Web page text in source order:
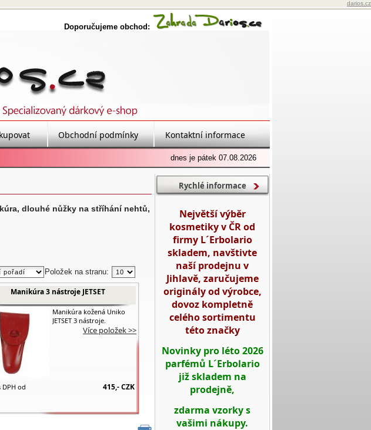
darios.cz
Doporučujeme obchod:
Obchodní podmínky Kontaktní informace
dnes je pátek 07.08.2026
dlouhé nůžky na stříhání nehtů,
Položek na stranu:
Manikúra 3 nástroje JETSET
Manikúra kožená Uniko
JETSET 3 nástroje.
Více položek >>
DPH od 415,-CZK
Rychlé informace
Největší výběr
kosmetiky v ČR od
firmy L´Erbolario
skladem, navštivte
naší prodejnu v
Jihlavě, zaručujeme
originály od výrobce,
dovoz kompletně
celého sortimentu
této značky
Novinky pro léto 2026
parfémů L´Erbolario
již skladem na
prodejně,
zdarma vzorky s
vašimi nákupy.